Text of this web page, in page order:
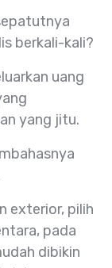
berkali-kali?
uang
yang jitu.
exterior, pilih
pada
dibikin